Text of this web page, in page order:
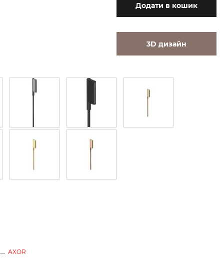
Додати в кошик
3D дизайн
AXOR